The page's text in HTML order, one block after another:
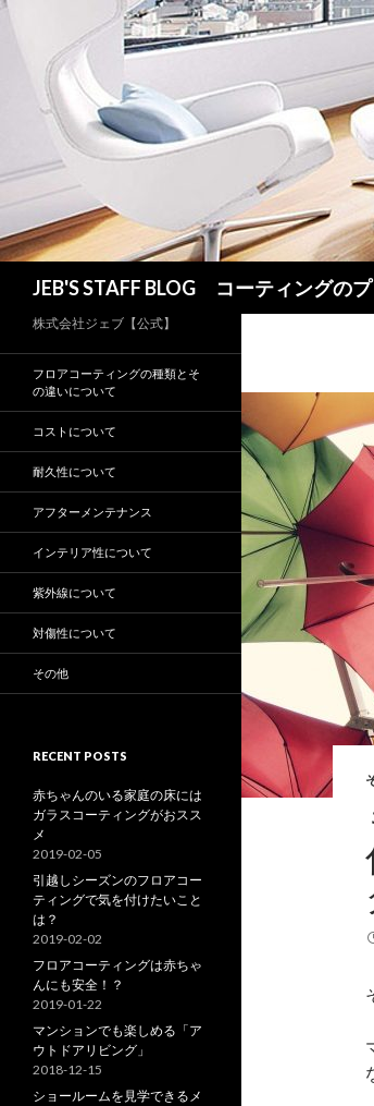
JEB'S STAFF BLOG コーティングの
株式会社ジェブ【公式】
フロアコーティングの種類とそ
の違いについて
コストについて
耐久性について
アフターメンテナンス
インテリア性について
紫外線について
対傷性について
その他
RECENT POSTS
赤ちゃんのいる家庭の床には
ガラスコーティングがおスス
メ
2019-02-05
引越しシーズンのフロアコー
ティングで気を付けたいこと
は？
2019-02-02
フロアコーティングは赤ちゃ
んにも安全！？
2019-01-22
マンションでも楽しめる「ア
ウトドアリビング」
2018-12-15
ショールームを見学できるメ